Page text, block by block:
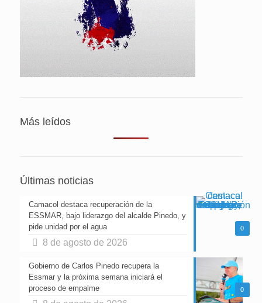
Más leídos
Últimas noticias
0
Camacol destaca recuperación de la
ESSMAR, bajo liderazgo del alcalde Pinedo, y
pide unidad por el agua
8 de agosto de 2026
0
Gobierno de Carlos Pinedo recupera la
Essmar y la próxima semana iniciará el
proceso de empalme